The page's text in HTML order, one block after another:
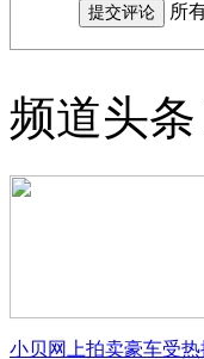
所
频道头条
小贝网上拍卖豪车受热